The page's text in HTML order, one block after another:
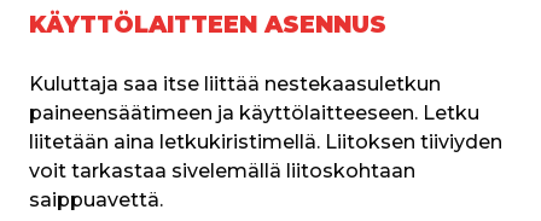
KÄYTTÖLAITTEEN ASENNUS
Kuluttaja saa itse liittää nestekaasuletkun
paineensäätimeen ja käyttölaitteeseen. Letku
liitetään aina letkukiristimellä. Liitoksen tiiviyden
voit tarkastaa sivelemällä liitoskohtaan
saippuavettä.